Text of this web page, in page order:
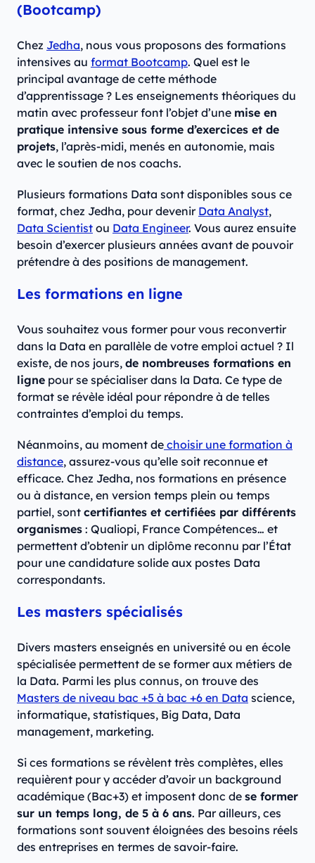
(Bootcamp)
Chez Jedha, nous vous proposons des formations
intensives au format Bootcamp. Quel est le
principal avantage de cette méthode
d’apprentissage ? Les enseignements théoriques du
matin avec professeur font l’objet d’une mise en
pratique intensive sous forme d’exercices et de
projets, l’après-midi, menés en autonomie, mais
avec le soutien de nos coachs.
Plusieurs formations Data sont disponibles sous ce
format, chez Jedha, pour devenir Data Analyst,
Data Scientist ou Data Engineer. Vous aurez ensuite
besoin d’exercer plusieurs années avant de pouvoir
prétendre à des positions de management.
Les formations en ligne
Vous souhaitez vous former pour vous reconvertir
dans la Data en parallèle de votre emploi actuel ? Il
existe, de nos jours, de nombreuses formations en
ligne pour se spécialiser dans la Data. Ce type de
format se révèle idéal pour répondre à de telles
contraintes d’emploi du temps.
Néanmoins, au moment de choisir une formation à
distance, assurez-vous qu’elle soit reconnue et
efficace. Chez Jedha, nos formations en présence
ou à distance, en version temps plein ou temps
partiel, sont certifiantes et certifiées par différents
organismes : Qualiopi, France Compétences… et
permettent d’obtenir un diplôme reconnu par l’État
pour une candidature solide aux postes Data
correspondants.
Les masters spécialisés
Divers masters enseignés en université ou en école
spécialisée permettent de se former aux métiers de
la Data. Parmi les plus connus, on trouve des
Masters de niveau bac +5 à bac +6 en Data science,
informatique, statistiques, Big Data, Data
management, marketing.
Si ces formations se révèlent très complètes, elles
requièrent pour y accéder d’avoir un background
académique (Bac+3) et imposent donc de se former
sur un temps long, de 5 à 6 ans. Par ailleurs, ces
formations sont souvent éloignées des besoins réels
des entreprises en termes de savoir-faire.